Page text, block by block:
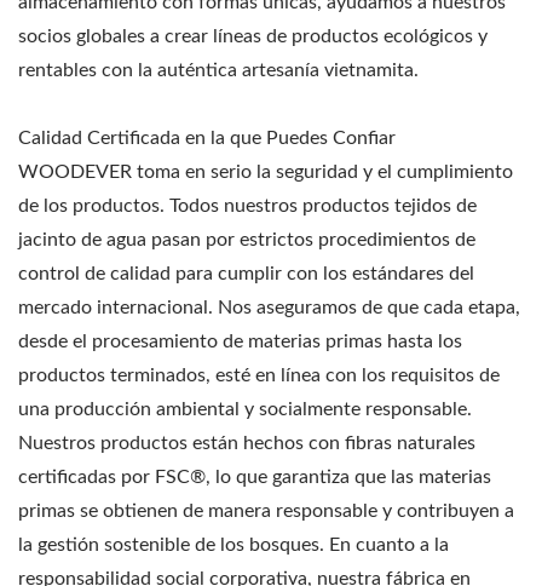
socios globales a crear líneas de productos ecológicos y
rentables con la auténtica artesanía vietnamita.
Calidad Certificada en la que Puedes Confiar
WOODEVER toma en serio la seguridad y el cumplimiento
de los productos. Todos nuestros productos tejidos de
jacinto de agua pasan por estrictos procedimientos de
control de calidad para cumplir con los estándares del
mercado internacional. Nos aseguramos de que cada etapa,
desde el procesamiento de materias primas hasta los
productos terminados, esté en línea con los requisitos de
una producción ambiental y socialmente responsable.
Nuestros productos están hechos con fibras naturales
certificadas por FSC®, lo que garantiza que las materias
primas se obtienen de manera responsable y contribuyen a
la gestión sostenible de los bosques. En cuanto a la
responsabilidad social corporativa, nuestra fábrica en